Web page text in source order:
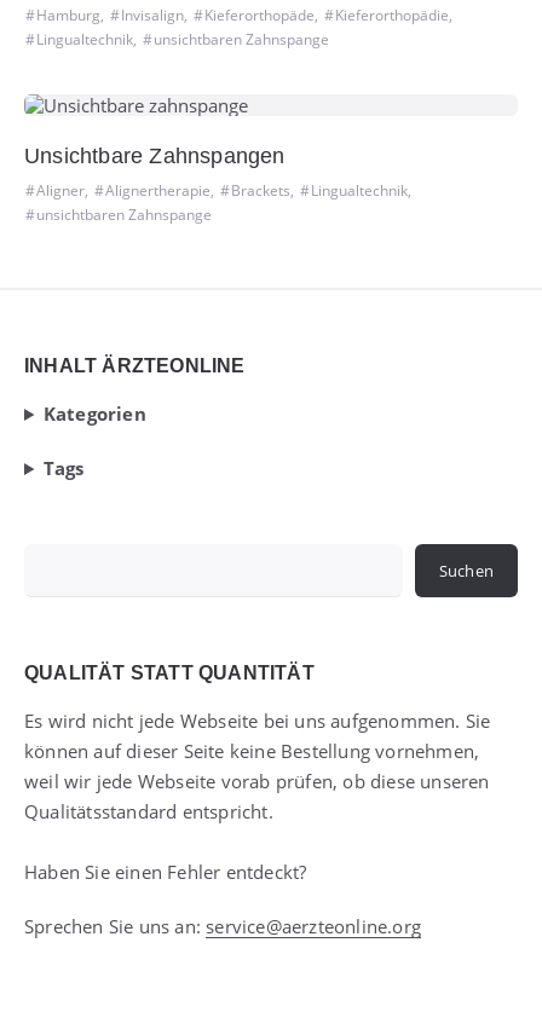
Hamburg, Invisalign, Kieferorthopäde, Kieferorthopädie,
Lingualtechnik, unsichtbaren Zahnspange
Unsichtbare Zahnspangen
Aligner, Alignertherapie, Brackets, Lingualtechnik,
unsichtbaren Zahnspange
Widgets
INHALT ÄRZTEONLINE
Kategorien
Tags
Suchen
QUALITÄT STATT QUANTITÄT
Es wird nicht jede Webseite bei uns aufgenommen. Sie
können auf dieser Seite keine Bestellung vornehmen,
weil wir jede Webseite vorab prüfen, ob diese unseren
Qualitätsstandard entspricht.
Haben Sie einen Fehler entdeckt?
Sprechen Sie uns an: service@aerzteonline.org